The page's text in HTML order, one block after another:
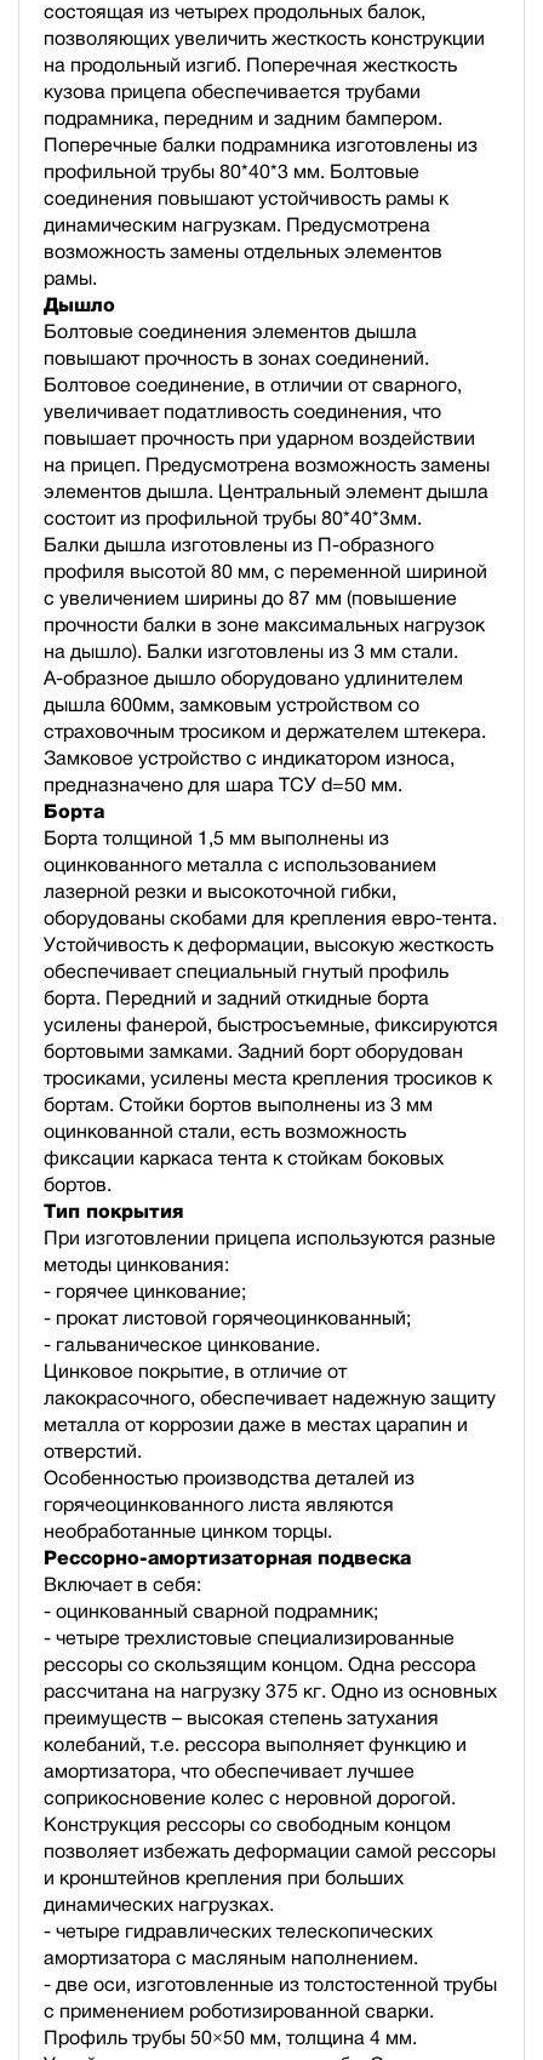
состоящая из четырех продольных балок,
позволяющих увеличить жесткость конструкции
на продольный изгиб. Поперечная жесткость
кузова прицепа обеспечивается трубами
подрамника, передним и задним бампером.
Поперечные балки подрамника изготовлены из
профильной трубы 80*40*3 мм. Болтовые
соединения повышают устойчивость рамы к
динамическим нагрузкам. Предусмотрена
возможность замены отдельных элементов
рамы.
Дышло
Болтовые соединения элементов дышла
повышают прочность в зонах соединений.
Болтовое соединение, в отличии от сварного,
увеличивает податливость соединения, что
повышает прочность при ударном воздействии
на прицеп. Предусмотрена возможность замены
элементов дышла. Центральный элемент дышла
состоит из профильной трубы 80*40*3мм.
Балки дышла изготовлены из П-образного
профиля высотой 80 мм, с переменной шириной
с увеличением ширины до 87 мм (повышение
прочности балки в зоне максимальных нагрузок
на дышло). Балки изготовлены из 3 мм стали.
А-образное дышло оборудовано удлинителем
дышла 600мм, замковым устройством со
страховочным тросиком и держателем штекера.
Замковое устройство с индикатором износа,
предназначено для шара ТСУ d=50 мм.
Борта
Борта толщиной 1,5 мм выполнены из
оцинкованного металла с использованием
лазерной резки и высокоточной гибки,
оборудованы скобами для крепления евро-тента.
Устойчивость к деформации, высокую жесткость
обеспечивает специальный гнутый профиль
борта. Передний и задний откидные борта
усилены фанерой, быстросъемные, фиксируются
бортовыми замками. Задний борт оборудован
тросиками, усилены места крепления тросиков к
бортам. Стойки бортов выполнены из 3 мм
оцинкованной стали, есть возможность
фиксации каркаса тента к стойкам боковых
бортов.
Тип покрытия
При изготовлении прицепа используются разные
методы цинкования:
- горячее цинкование;
- прокат листовой горячеоцинкованный;
- гальваническое цинкование.
Цинковое покрытие, в отличие от
лакокрасочного, обеспечивает надежную защиту
металла от коррозии даже в местах царапин и
отверстий.
Особенностью производства деталей из
горячеоцинкованного листа являются
необработанные цинком торцы.
Рессорно-амортизаторная подвеска
Включает в себя:
- оцинкованный сварной подрамник;
- четыре трехлистовые специализированные
рессоры со скользящим концом. Одна рессора
рассчитана на нагрузку 375 кг. Одно из основных
преимуществ – высокая степень затухания
колебаний, т.е. рессора выполняет функцию и
амортизатора, что обеспечивает лучшее
соприкосновение колес с неровной дорогой.
Конструкция рессоры со свободным концом
позволяет избежать деформации самой рессоры
и кронштейнов крепления при больших
динамических нагрузках.
- четыре гидравлических телескопических
амортизатора с масляным наполнением.
- две оси, изготовленные из толстостенной трубы
с применением роботизированной сварки.
Профиль трубы 50×50 мм, толщина 4 мм.